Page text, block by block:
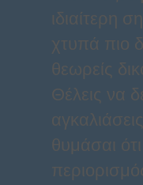
ιδιαίτερη
χτυπά πιο
θεωρείς
Θέλεις να
θυμάσαι